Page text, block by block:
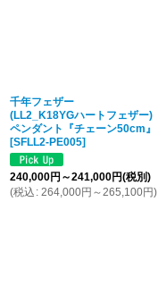
千年フェザー
(LL2_K18YGハートフェザー)
ペンダント『チェーン50cm』
[SFLL2-PE005]
240,000円 ～241,000円(税別)
(税込 : 264,000円 ～265,100円)